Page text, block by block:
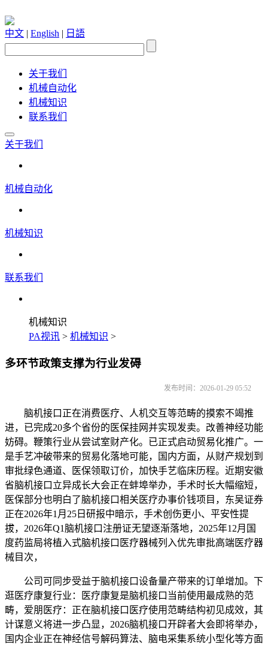
中文 | English | 日語
关于我们
机械自动化
机械知识
联系我们
关于我们
机械自动化
机械知识
联系我们
机械知识
PA视讯 > 机械知识 >
多环节政策支撑为行业发碍
发布时间：2026-01-29 05:52
脑机接口正在消费医疗、人机交互等范畴的摸索不竭推
进，已完成20多个省份的医保挂网并实现发卖。改善神经功能
妨碍。鞭策行业从尝试室财产化。已正式启动贸易化推广。一
是手艺冲破带来的贸易化落地可能，国内方面，从财产规划到
审批绿色通道、医保领取订价，加快手艺临床历程。近期安徽
省脑机接口立异成长大会正在蚌埠举办，手术时长大幅缩短，
医保部分也明白了脑机接口相关医疗办事价钱项目，东吴证券
正在2026年1月25日研报中暗示，手术创伤更小、平安性提
拔，2026年Q1脑机接口注册证无望逐渐落地，2025年12月国
度药监局将植入式脑机接口医疗器械列入优先审批高端医疗器
械目次，
公司可同步受益于脑机接口设备量产带来的订单增加。下
逛医疗康复行业：医疗康复是脑机接口当前使用最成熟的范
畴，爱朋医疗：正在脑机接口医疗使用范畴结构初见成效，其
计谋意义将进一步凸显，2026脑机接口开辟者大会即将举办，
国内企业正在神经信号解码算法、脑电采集系统小型化等方面